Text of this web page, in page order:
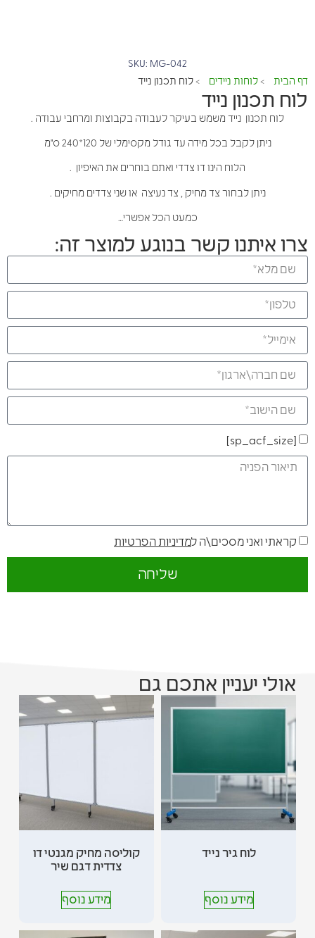
SKU: MG-042
דף הבית
> לוחות ניידים > לוח תכנון נייד
לוח תכנון נייד
לוח תכנון נייד משמש בעיקר לעבודה בקבוצות ומרחבי עבודה .
ניתן לקבל בכל מידה עד גודל מקסימלי של 120*240 ס"מ
הלוח הינו דו צדדי ואתם בוחרים את האיפיון .
ניתן לבחור צד מחיק , צד נעיצה או שני צדדים מחיקים .
כמעט הכל אפשרי…
צרו איתנו קשר בנוגע למוצר זה:
[sp_acf_size]
קראתי ואני מסכים\ה למדיניות הפרטיות
שליחה
אולי יעניין אתכם גם
לוח גיר נייד
מידע נוסף
קוליסה מחיק מגנטי דו
צדדית דגם שיר
מידע נוסף